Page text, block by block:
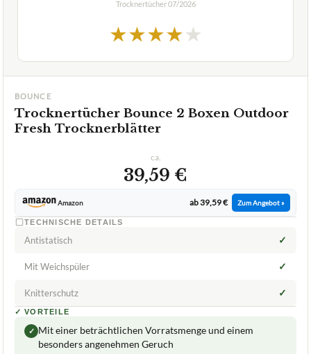
Trocknertücher07/2026
★★★★★
BOUNCE
Trocknertücher Bounce 2 Boxen Outdoor
Fresh Trocknerblätter
ca.
39,59 €
Amazon ab 39,59 € Zum Angebot »
TECHNISCHE DETAILS
Antistatisch ✓
Mit Weichspüler ✓
Knitterschutz ✓
✓ VORTEILE
✓ Mit einer beträchtlichen Vorratsmenge und einem
besonders angenehmen Geruch